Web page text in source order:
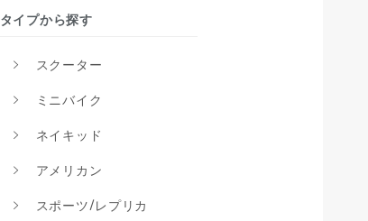
タイプから探す
スクーター
ミニバイク
ネイキッド
アメリカン
スポーツ/レプリカ